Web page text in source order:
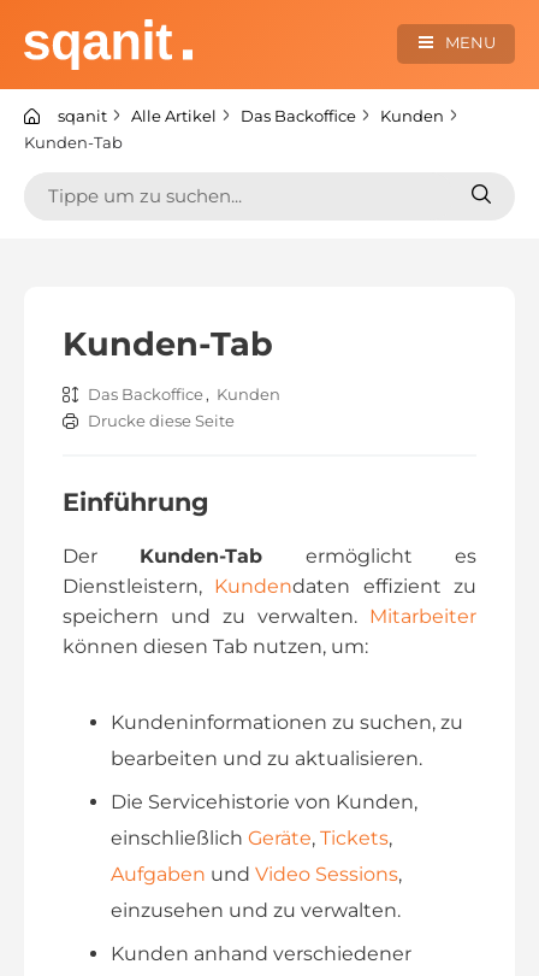
Inhalt
springen
sqanit Knowledge center
MENU
sqanit Alle Artikel Das Backoffice
Kunden
Kunden-Tab
Suchen
Kunden-Tab
Das Backoffice , Kunden
Drucke diese Seite
Einführung
Der Kunden-Tab ermöglicht es
Dienstleistern, Kundendaten effizient zu
speichern und zu verwalten. Mitarbeiter
können diesen Tab nutzen, um:
Kundeninformationen zu suchen, zu
bearbeiten und zu aktualisieren.
Die Servicehistorie von Kunden,
einschließlich Geräte, Tickets,
Aufgaben und Video Sessions,
einzusehen und zu verwalten.
Kunden anhand verschiedener